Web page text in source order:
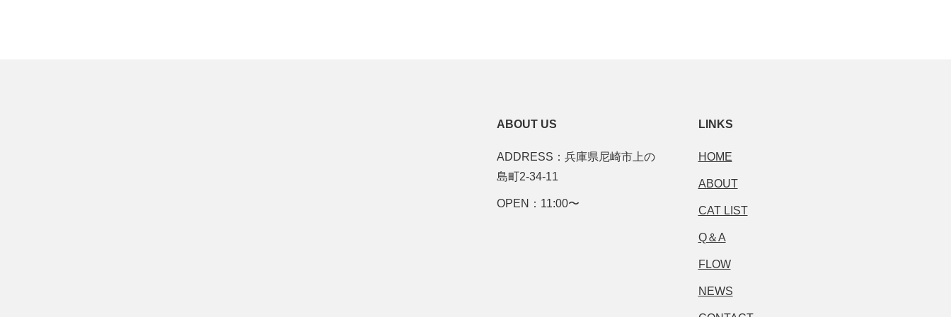
ABOUT US
ADDRESS：兵庫県尼崎市上の
島町2-34-11
OPEN：11:00〜
LINKS
HOME
ABOUT
CAT LIST
Q＆A
FLOW
NEWS